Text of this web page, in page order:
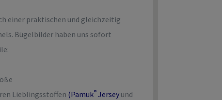
einer praktischen und gleichzeitig
Bügelbilder haben uns sofort
Lieblingsstoffen (Pamuk® Jersey und